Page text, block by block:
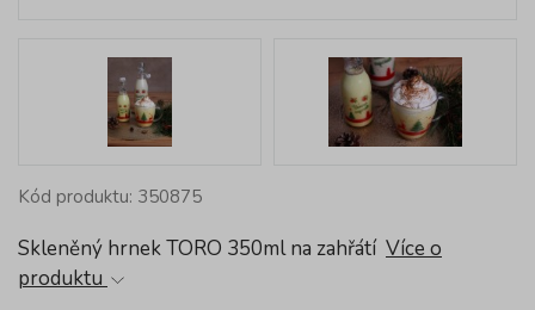
Kód produktu: 350875
Skleněný hrnek TORO 350ml na zahřátí Více o
produktu